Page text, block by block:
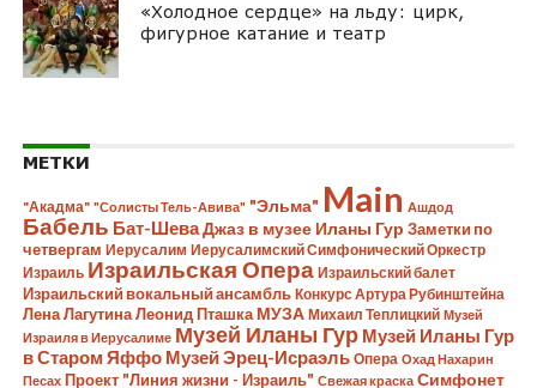
«Холодное сердце» на льду: цирк,
фигурное катание и театр
МЕТКИ
"Акадма" "Солисты Тель-Авива" "Эльма" Main Ашдод
Бабель Бат-ШеваДжаз в музее Иланы Гур Заметки по
четвергам Иерусалим Иерусалимский Симфонический Оркестр
Израиль Израильская Опера Израильский балет
Израильский вокальный ансамбль Конкурс Артура Рубинштейна
Лена Лагутина Леонид Пташка МУЗА Михаил Теплицкий Музей
Израиля в Иерусалиме Музей Иланы Гур Музей Иланы Гур
в Старом Яффо Музей Эрец-Исраэль Опера Охад Нахарин
Песах Проект "Линия жизни - Израиль" Свежая краска Симфонет